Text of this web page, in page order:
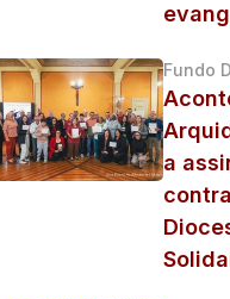
Fundo
a